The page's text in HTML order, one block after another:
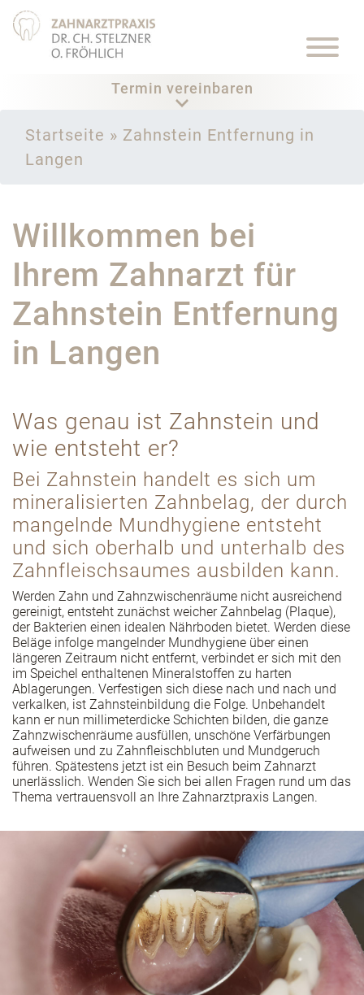
Termin vereinbaren
Startseite » Zahnstein Entfernung in
Langen
Willkommen bei
Ihrem Zahnarzt für
Zahnstein Entfernung
in Langen
Was genau ist Zahnstein und
wie entsteht er?
Bei Zahnstein handelt es sich um
mineralisierten Zahnbelag, der durch
mangelnde Mundhygiene entsteht
und sich oberhalb und unterhalb des
Zahnfleischsaumes ausbilden kann.
Werden Zahn und Zahnzwischenräume nicht ausreichend
gereinigt, entsteht zunächst weicher Zahnbelag (Plaque),
der Bakterien einen idealen Nährboden bietet. Werden diese
Beläge infolge mangelnder Mundhygiene über einen
längeren Zeitraum nicht entfernt, verbindet er sich mit den
im Speichel enthaltenen Mineralstoffen zu harten
Ablagerungen. Verfestigen sich diese nach und nach und
verkalken, ist Zahnsteinbildung die Folge. Unbehandelt
kann er nun millimeterdicke Schichten bilden, die ganze
Zahnzwischenräume ausfüllen, unschöne Verfärbungen
aufweisen und zu Zahnfleischbluten und Mundgeruch
führen. Spätestens jetzt ist ein Besuch beim Zahnarzt
unerlässlich. Wenden Sie sich bei allen Fragen rund um das
Thema vertrauensvoll an Ihre Zahnarztpraxis Langen.